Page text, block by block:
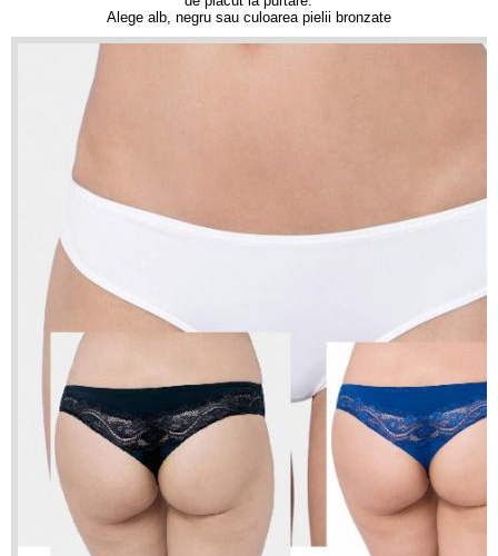
Alege alb, negru sau culoarea pielii bronzate